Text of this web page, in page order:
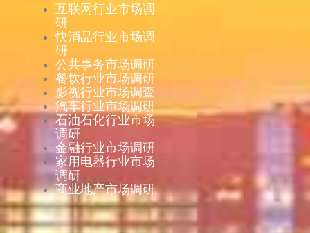
互联网行业市场调
研
快消品行业市场调
研
公共事务市场调研
餐饮行业市场调研
影视行业市场调查
汽车行业市场调研
石油石化行业市场
调研
金融行业市场调研
家用电器行业市场
调研
商业地产市场调研